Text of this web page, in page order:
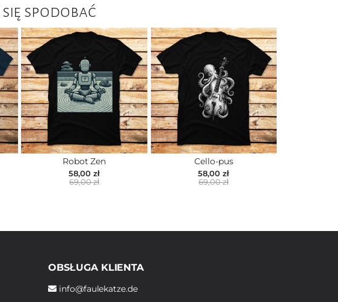
spodobać
Robot Zen
58,00 zł
69,00 zł
Cello-pus
58,00 zł
69,00 zł
OBSŁUGA KLIENTA
info@faulekatze.de